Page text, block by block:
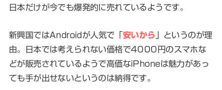
日本だけが今でも爆発的に売れているようです。
新興国ではAndroidが人気で「安いから 」というのが理
由。日本では考えられない価格で4000円のスマホな
どが販売されているようで高価なiPhoneは魅力があっ
ても手が出せないというのは納得です。